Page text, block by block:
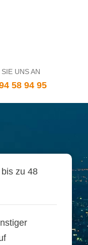
UNS AN
58 94 95
zu 48